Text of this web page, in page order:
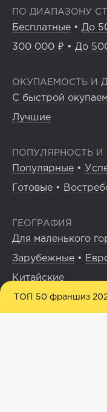
ПО ДИАПАЗОНУ
Бесплатные • До
300 000 ₽ • До
ОКУПАЕМОСТЬ И
С быстрой
Лучшие
ПОПУЛЯРНОСТЬ И
Популярные •
Готовые •
ГЕОГРАФИЯ
Для маленького
Зарубежные •
Китайские
ДРУГОЕ
ТОП 50 франшиз